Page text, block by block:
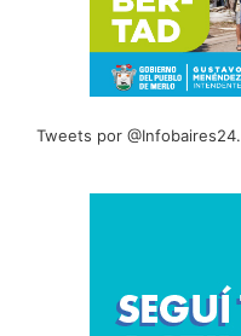
Tweets por @Infobaires24.